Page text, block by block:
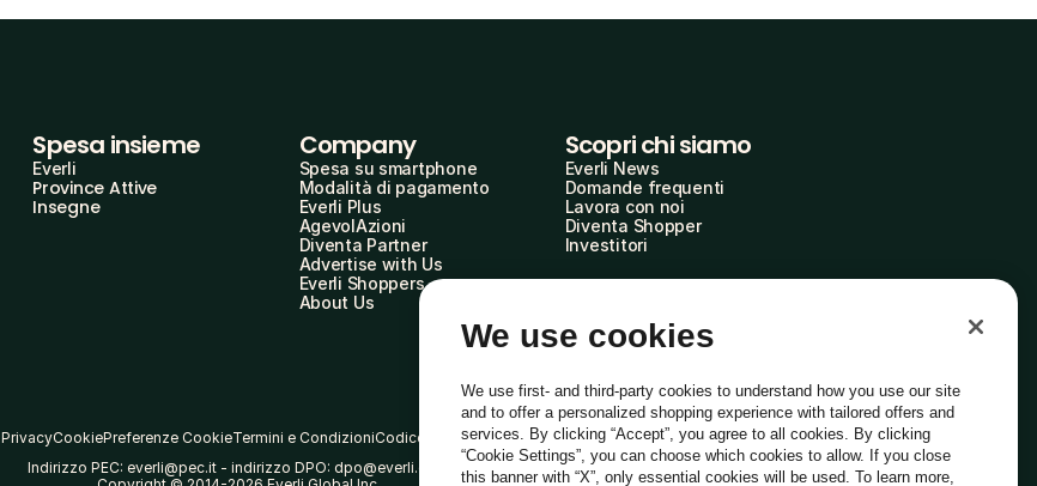
Spesa insieme
Everli
Province Attive
Insegne
Company
Spesa su smartphone
Modalità di pagamento
Everli Plus
AgevolAzioni
Diventa Partner
Advertise with Us
Everli Shoppers
About Us
Scopri chi siamo
Everli News
Domande frequenti
Lavora con noi
Diventa Shopper
Investitori
PrivacyCookiePreferenze CookieTermini e CondizioniCodice Etico
Indirizzo PEC: everli@pec.it - indirizzo DPO: dpo@everli.com
Italiano
We use cookies
We use first- and third-party cookies to understand how you use our site
and to offer a personalized shopping experience with tailored offers and
services. By clicking “Accept”, you agree to all cookies. By clicking
“Cookie Settings”, you can choose which cookies to allow. If you close
this banner with “X”, only essential cookies will be used. To learn more,